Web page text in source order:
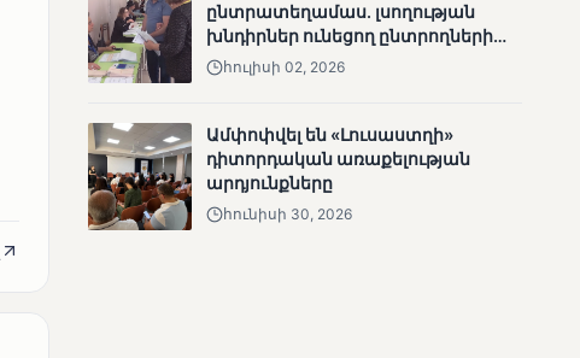
ՄՈՒՆԵՏԻԿ
վարչապետը
շնորհավորել է Նիկոլ
Փաշինյանին՝
ընտրություններում
հաջողության
ընտրատեղամաս. լսողության
խնդիրներ ունեցող ընտրողների
ճանապարհը
հուլիսի 02, 2026
Ամփոփվել են «Լուսաստղի»
դիտորդական առաքելության
արդյունքները
հունիսի 30, 2026